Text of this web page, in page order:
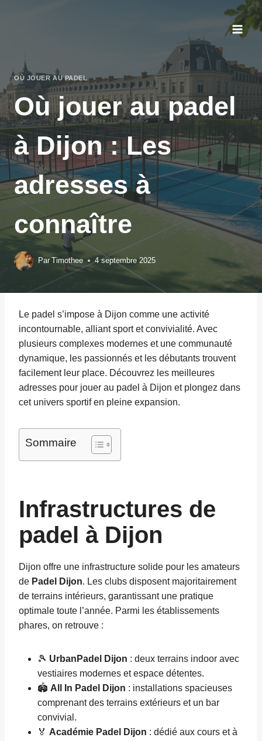
OÙ JOUER AU PADEL
Où jouer au padel
à Dijon : Les
adresses à
connaître
Par Timothee 4 septembre 2025
Le padel s’impose à Dijon comme une activité
incontournable, alliant sport et convivialité. Avec
plusieurs complexes modernes et une communauté
dynamique, les passionnés et les débutants trouvent
facilement leur place. Découvrez les meilleures
adresses pour jouer au padel à Dijon et plongez dans
cet univers sportif en pleine expansion.
Sommaire
Infrastructures de
padel à Dijon
Dijon offre une infrastructure solide pour les amateurs
de Padel Dijon. Les clubs disposent majoritairement
de terrains intérieurs, garantissant une pratique
optimale toute l’année. Parmi les établissements
phares, on retrouve :
🎾 UrbanPadel Dijon : deux terrains indoor avec
vestiaires modernes et espace détentes.
🏟️ All In Padel Dijon : installations spacieuses
comprenant des terrains extérieurs et un bar
convivial.
🏅 Académie Padel Dijon : dédié aux cours et à